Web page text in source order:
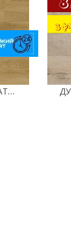
ДУБ НЕБРАСКА 66703 ЛАМІНАТ CLASSEN TREND 4V WR